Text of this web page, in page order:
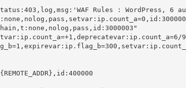
Rules :